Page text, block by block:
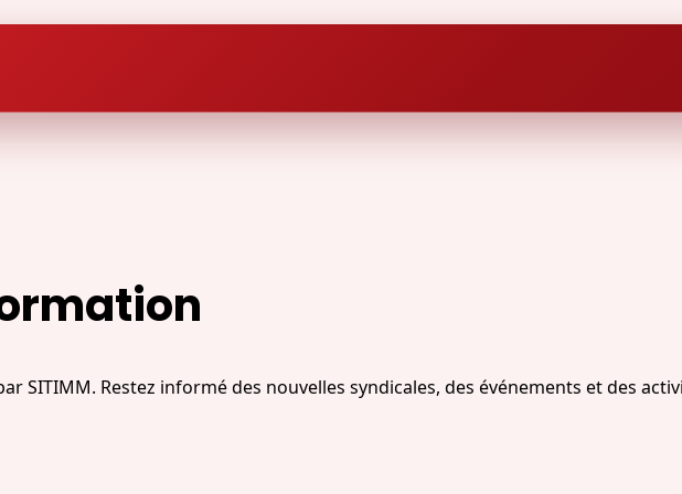
SITIMM. Restez informé des nouvelles syndicales, des événements et des